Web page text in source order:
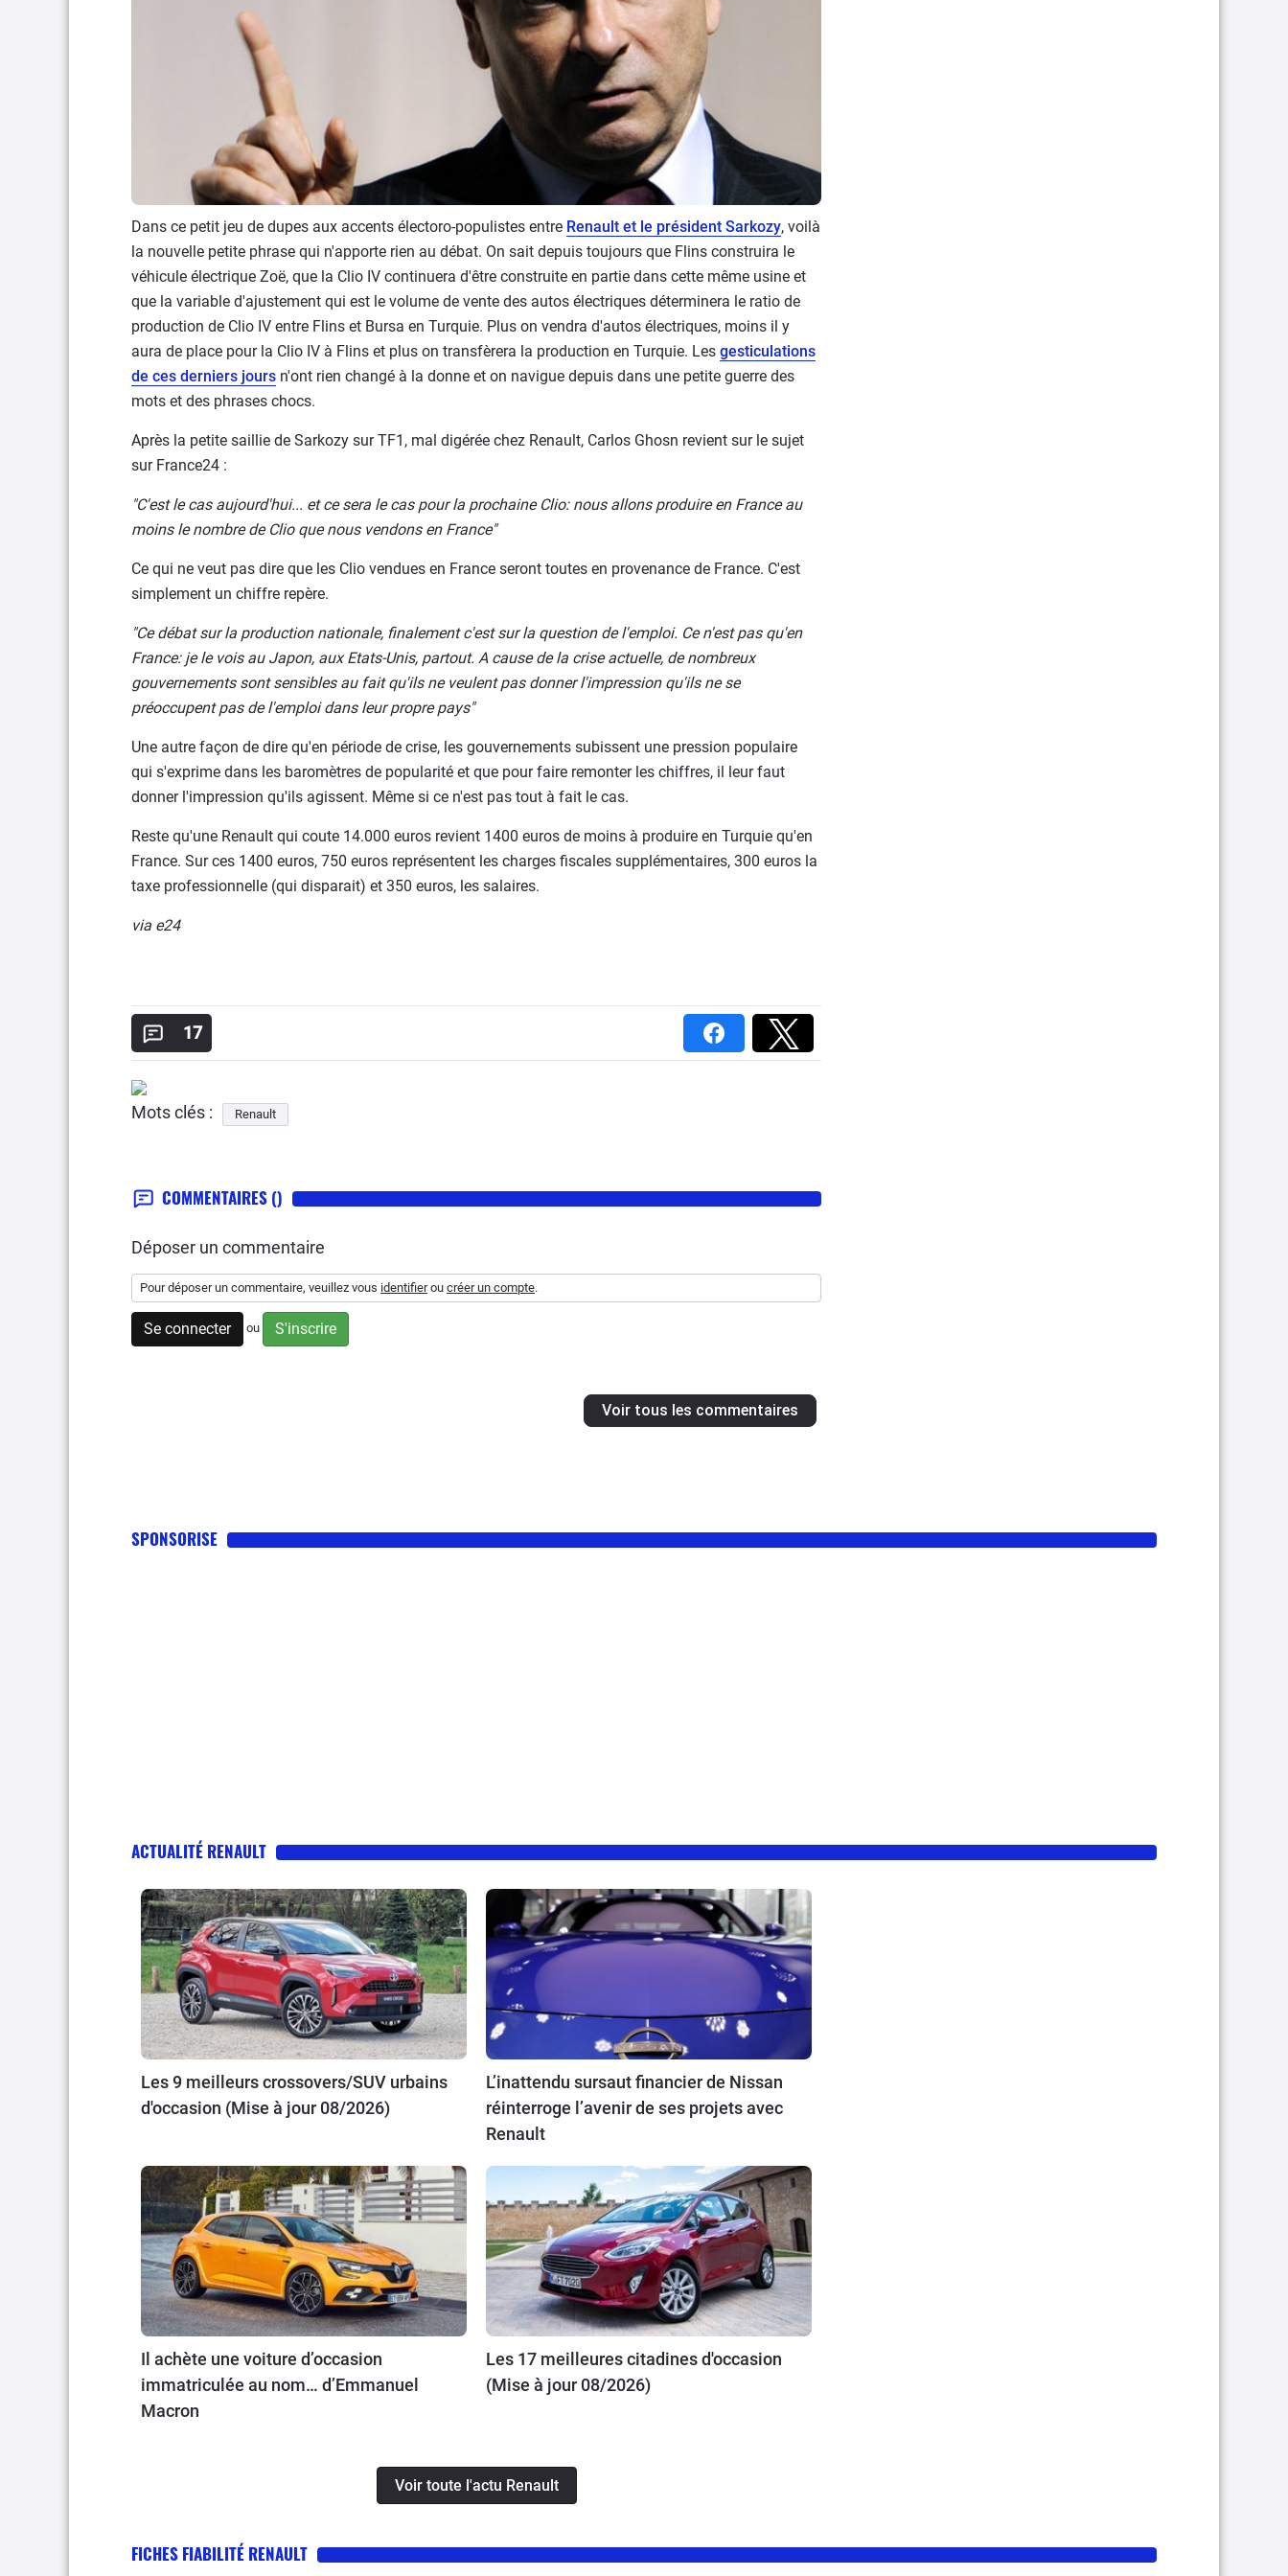
Dans ce petit jeu de dupes aux accents électoro-populistes entre Renault et le président Sarkozy, voilà
la nouvelle petite phrase qui n'apporte rien au débat. On sait depuis toujours que Flins construira le
véhicule électrique Zoë, que la Clio IV continuera d'être construite en partie dans cette même usine et
que la variable d'ajustement qui est le volume de vente des autos électriques déterminera le ratio de
production de Clio IV entre Flins et Bursa en Turquie. Plus on vendra d'autos électriques, moins il y
aura de place pour la Clio IV à Flins et plus on transfèrera la production en Turquie. Les gesticulations
de ces derniers jours n'ont rien changé à la donne et on navigue depuis dans une petite guerre des
mots et des phrases chocs.
Après la petite saillie de Sarkozy sur TF1, mal digérée chez Renault, Carlos Ghosn revient sur le sujet
sur France24 :
"C'est le cas aujourd'hui... et ce sera le cas pour la prochaine Clio: nous allons produire en France au
moins le nombre de Clio que nous vendons en France"
Ce qui ne veut pas dire que les Clio vendues en France seront toutes en provenance de France. C'est
simplement un chiffre repère.
"Ce débat sur la production nationale, finalement c'est sur la question de l'emploi. Ce n'est pas qu'en
France: je le vois au Japon, aux Etats-Unis, partout. A cause de la crise actuelle, de nombreux
gouvernements sont sensibles au fait qu'ils ne veulent pas donner l'impression qu'ils ne se
préoccupent pas de l'emploi dans leur propre pays"
Une autre façon de dire qu'en période de crise, les gouvernements subissent une pression populaire
qui s'exprime dans les baromètres de popularité et que pour faire remonter les chiffres, il leur faut
donner l'impression qu'ils agissent. Même si ce n'est pas tout à fait le cas.
Reste qu'une Renault qui coute 14.000 euros revient 1400 euros de moins à produire en Turquie qu'en
France. Sur ces 1400 euros, 750 euros représentent les charges fiscales supplémentaires, 300 euros la
taxe professionnelle (qui disparait) et 350 euros, les salaires.
via e24
17
Mots clés : Renault
COMMENTAIRES ()
Déposer un commentaire
Pour déposer un commentaire, veuillez vous identifierou créer un compte.
Se connecter ou S'inscrire
Voir tous les commentaires
SPONSORISE
ACTUALITÉ RENAULT
Les 9 meilleurs crossovers/SUV urbains
d'occasion (Mise à jour 08/2026)
L’inattendu sursaut financier de Nissan
réinterroge l’avenir de ses projets avec
Renault
Il achète une voiture d’occasion
immatriculée au nom… d’Emmanuel
Macron
Les 17 meilleures citadines d'occasion
(Mise à jour 08/2026)
Voir toute l'actu Renault
FICHES FIABILITÉ RENAULT